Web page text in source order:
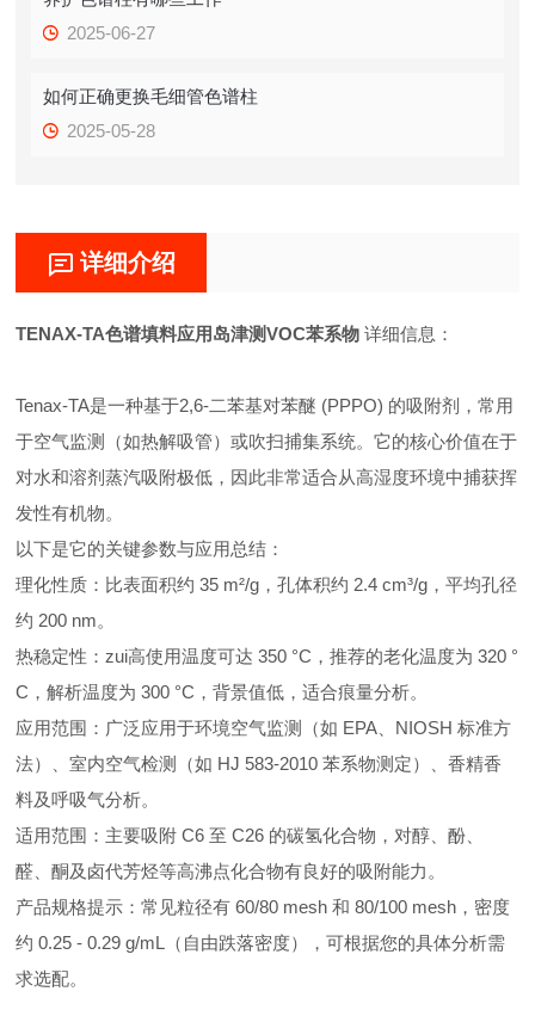
2025-06-27
如何正确更换毛细管色谱柱
2025-05-28
详细介绍
TENAX-TA色谱填料应用岛津测VOC苯系物 详细信息：
Tenax-TA是一种基于2,6-二苯基对苯醚 (PPPO) 的吸附剂，常用
于空气监测（如热解吸管）或吹扫捕集系统。它的核心价值在于
对水和溶剂蒸汽吸附极低，因此非常适合从高湿度环境中捕获挥
发性有机物。
以下是它的关键参数与应用总结：
理化性质：比表面积约 35 m²/g，孔体积约 2.4 cm³/g，平均孔径
约 200 nm。
热稳定性：zui高使用温度可达 350 °C，推荐的老化温度为 320 °
C，解析温度为 300 °C，背景值低，适合痕量分析。
应用范围：广泛应用于环境空气监测（如 EPA、NIOSH 标准方
法）、室内空气检测（如 HJ 583-2010 苯系物测定）、香精香
料及呼吸气分析。
适用范围：主要吸附 C6 至 C26 的碳氢化合物，对醇、酚、
醛、酮及卤代芳烃等高沸点化合物有良好的吸附能力。
产品规格提示：常见粒径有 60/80 mesh 和 80/100 mesh，密度
约 0.25 - 0.29 g/mL（自由跌落密度），可根据您的具体分析需
求选配。